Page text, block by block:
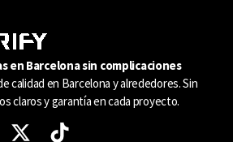
en Barcelona sin complicaciones
calidad en Barcelona y alrededores. Sin
claros y garantía en cada proyecto.